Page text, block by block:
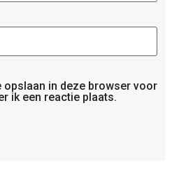
opslaan in deze browser voor
ik een reactie plaats.